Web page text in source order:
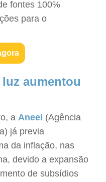
fontes 100%
para o
aumentou
aAneel (Agência
já previa
da inflação, nas
devido a expansão
de subsídios